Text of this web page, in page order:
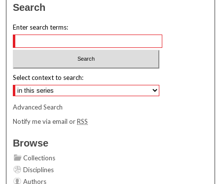
Search
Enter search terms:
Select context to search:
Advanced Search
Notify me via email orRSS
Browse
Collections
Disciplines
Authors